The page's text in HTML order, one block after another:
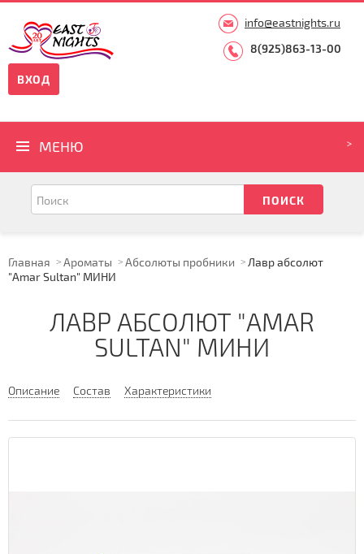
info@eastnights.ru
8(925)863-13-00
ВХОД
МЕНЮ
Главная Ароматы Абсолюты пробники
Лавр абсолют
"Amar Sultan" МИНИ
ЛАВР АБСОЛЮТ "AMAR
SULTAN" МИНИ
Описание Состав Характеристики